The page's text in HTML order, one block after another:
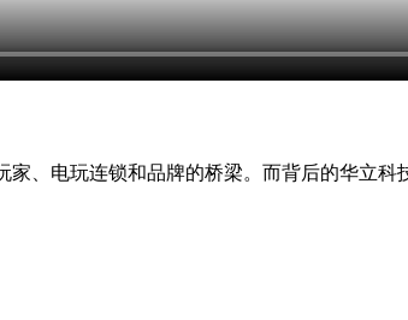
、电玩连锁和品牌的桥梁。而背后的华立